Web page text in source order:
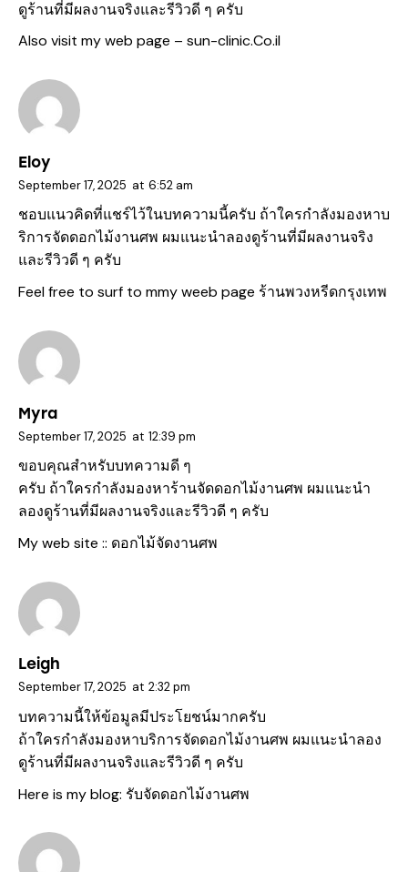
ดูร้านที่มีผลงานจริงและรีวิวดี ๆ ครับ
Also visit my web page – sun-clinic.Co.il
Eloy
September 17, 2025 at 6:52 am
ชอบแนวคิดที่แชร์ไว้ในบทความนี้ครับ ถ้าใครกำลังมองหาบ
ริการจัดดอกไม้งานศพ ผมแนะนำลองดูร้านที่มีผลงานจริง
และรีวิวดี ๆ ครับ
Feel free to surf to mmy weeb page ร้านพวงหรีดกรุงเทพ
Myra
September 17, 2025 at 12:39 pm
ขอบคุณสำหรับบทความดี ๆ
ครับ ถ้าใครกำลังมองหาร้านจัดดอกไม้งานศพ ผมแนะนำ
ลองดูร้านที่มีผลงานจริงและรีวิวดี ๆ ครับ
My web site :: ดอกไม้จัดงานศพ
Leigh
September 17, 2025 at 2:32 pm
บทความนี้ให้ข้อมูลมีประโยชน์มากครับ
ถ้าใครกำลังมองหาบริการจัดดอกไม้งานศพ ผมแนะนำลอง
ดูร้านที่มีผลงานจริงและรีวิวดี ๆ ครับ
Here is my blog: รับจัดดอกไม้งานศพ